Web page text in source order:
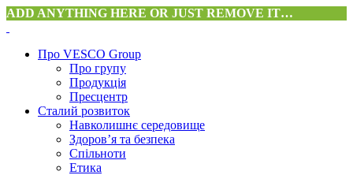
ADD ANYTHING HERE OR JUST REMOVE IT…
Про VESCO Group
Про групу
Продукція
Пресцентр
Сталий розвиток
Навколишнє середовище
Здоров’я та безпека
Спільноти
Етика